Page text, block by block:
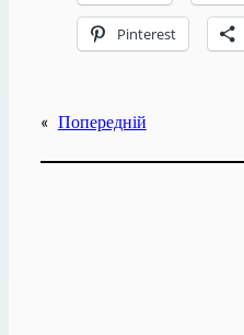
Pinterest
« Попередній